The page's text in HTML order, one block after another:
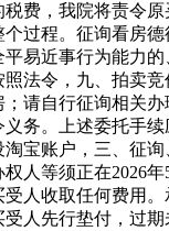
费，我院将责令
过程。征询看房
易近事行为能力
法令，九、拍卖
请自行征询相关
务。上述委托手
宝账户，三、征
人等须正在
人收取任何费用
人先行垫付，过